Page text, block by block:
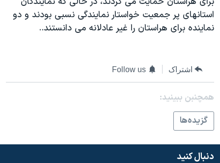
علم و فناوری
اسرائیل در جنگ
رمز مهسا
ورزش زنان در ایران
تریبونال مردمی آبان ۹۸
دادگاه حمید نوری
چهل سال گروگان‌گیری
قانون شفافیت دارائی کادر رهبری ایران
اعتراضات مردمی آبان ۹۸
زبانهای مختلف
استانهای پر جمعيت خواستار نمايندگی نسبی بودند و دو
نماينده برای هراستان را غير عادلانه می دانستند..
اشتراک Follow us
همچنبن ببینید:
گزيده‌ها
دنبال کنید